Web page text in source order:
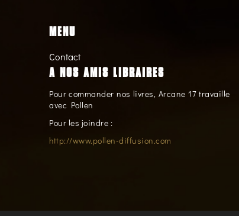
MENU
Contact
A NOS AMIS LIBRAIRES
Pour commander nos livres, Arcane 17 travaille
avec Pollen
Pour les joindre :
http://www.pollen-diffusion.com